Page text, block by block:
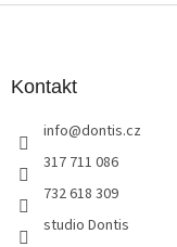
Kontakt
info@dontis.cz
317 711 086
732 618 309
studio Dontis